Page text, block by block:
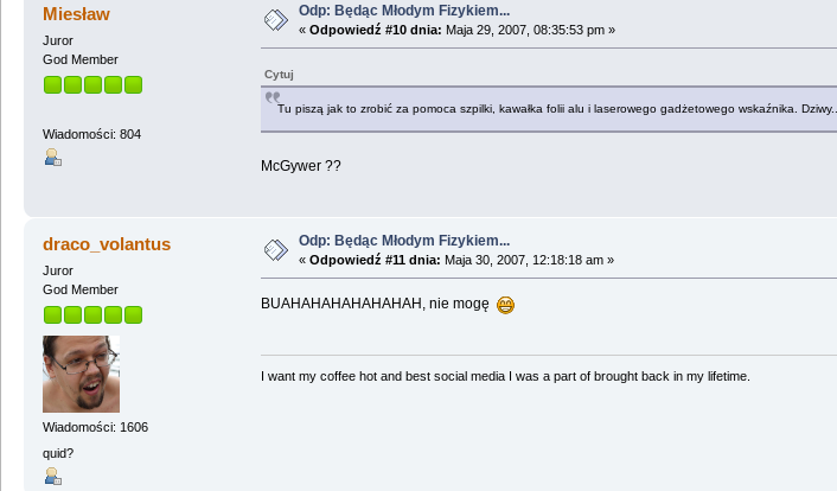
Miesław
Juror
God Member
Wiadomości: 804
Odp: Będąc Młodym Fizykiem...
« Odpowiedź #10 dnia: Maja 29, 2007, 08:35:53 pm »
Cytuj
Tu piszą jak to zrobić za pomoca szpilki, kawałka folii alu i laserowego gadżetowego wskaźnika. Dziwy...
McGywer ??
draco_volantus
Juror
God Member
Wiadomości: 1606
quid?
Odp: Będąc Młodym Fizykiem...
« Odpowiedź #11 dnia: Maja 30, 2007, 12:18:18 am »
BUAHAHAHAHAHAHAH, nie mogę
I want my coffee hot and best social media I was a part of brought back in my lifetime.